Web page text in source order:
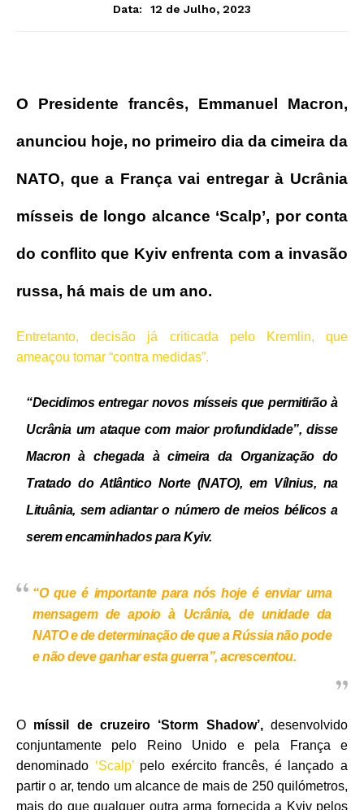
Data:
12 de Julho, 2023
O Presidente francês, Emmanuel Macron,
anunciou hoje, no primeiro dia da cimeira da
NATO, que a França vai entregar à Ucrânia
mísseis de longo alcance ‘Scalp’, por conta
do conflito que Kyiv enfrenta com a invasão
russa, há mais de um ano.
Entretanto, decisão já criticada pelo Kremlin, que
ameaçou tomar “contra medidas”.
“Decidimos entregar novos mísseis que permitirão à
Ucrânia um ataque com maior profundidade”, disse
Macron à chegada à cimeira da Organização do
Tratado do Atlântico Norte (NATO), em Vílnius, na
Lituânia, sem adiantar o número de meios bélicos a
serem encaminhados para Kyiv.
“O que é importante para nós hoje é enviar uma
mensagem de apoio à Ucrânia, de unidade da
NATO e de determinação de que a Rússia não pode
e não deve ganhar esta guerra”, acrescentou.
O míssil de cruzeiro ‘Storm Shadow’,desenvolvido
conjuntamente pelo Reino Unido e pela França e
denominado ‘Scalp’pelo exército francês, é lançado a
partir o ar, tendo um alcance de mais de 250 quilómetros,
mais do que qualquer outra arma fornecida a Kyiv pelos